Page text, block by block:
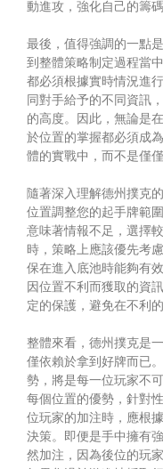
動進攻，強化自己的籌
最後，值得強調的一點
到整體策略制定過程當
都必須根據實時情況進
同對手給予的不同資訊
的高度。因此，無論是
於位置的掌握都必須成
體的實戰中，而不是僅
隨著深入理解德州撲克
位置調整您的起手牌範
意味著情報不足，選擇
時，策略上應該優先考
保在進入底池時能夠有
因位置不利而獲取的資
定的保護，避免在不利
整體來看，德州撲克是
僅依賴於拿到好牌而已
勢，將是每一位玩家不
每個位置的優勢，針對
位玩家的加注時，應根
決策。即便是手中擁有
然加注，因為後位的玩